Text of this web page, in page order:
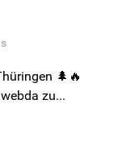
🌲🔥
zu...